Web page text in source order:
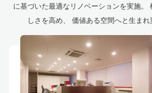
に基づいた最適なリノベーションを実施。
しさを高め、
価値ある空間へと生まれ